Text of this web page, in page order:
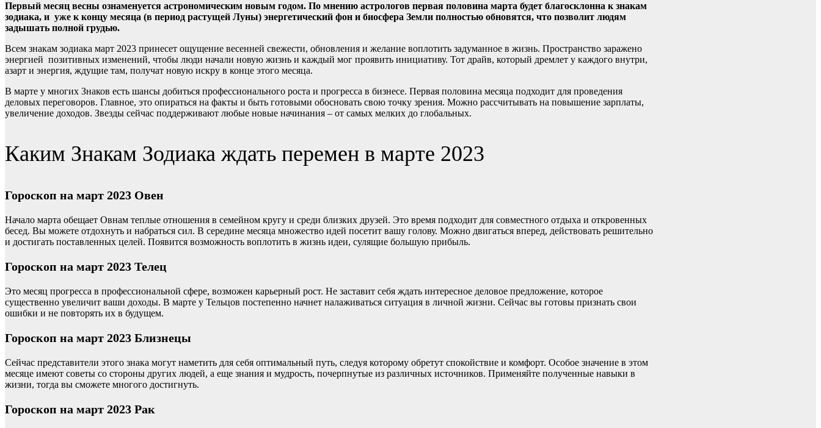
Первый месяц весны ознаменуется астрономическим новым годом. По мнению астрологов первая половина марта будет благосклонна к знакам
зодиака, и уже к концу месяца (в период растущей Луны) энергетический фон и биосфера Земли полностью обновятся, что позволит людям
задышать полной грудью.
Всем знакам зодиака март 2023 принесет ощущение весенней свежести, обновления и желание воплотить задуманное в жизнь. Пространство заражено
энергией позитивных изменений, чтобы люди начали новую жизнь и каждый мог проявить инициативу. Тот драйв, который дремлет у каждого внутри,
азарт и энергия, ждущие там, получат новую искру в конце этого месяца.
В марте у многих Знаков есть шансы добиться профессионального роста и прогресса в бизнесе. Первая половина месяца подходит для проведения
деловых переговоров. Главное, это опираться на факты и быть готовыми обосновать свою точку зрения. Можно рассчитывать на повышение зарплаты,
увеличение доходов. Звезды сейчас поддерживают любые новые начинания – от самых мелких до глобальных.
Каким Знакам Зодиака ждать перемен в марте 2023
Гороскоп на март 2023 Овен
Начало марта обещает Овнам теплые отношения в семейном кругу и среди близких друзей. Это время подходит для совместного отдыха и откровенных
бесед. Вы можете отдохнуть и набраться сил. В середине месяца множество идей посетит вашу голову. Можно двигаться вперед, действовать решительно
и достигать поставленных целей. Появится возможность воплотить в жизнь идеи, сулящие большую прибыль.
Гороскоп на март 2023 Телец
Это месяц прогресса в профессиональной сфере, возможен карьерный рост. Не заставит себя ждать интересное деловое предложение, которое
существенно увеличит ваши доходы. В марте у Тельцов постепенно начнет налаживаться ситуация в личной жизни. Сейчас вы готовы признать свои
ошибки и не повторять их в будущем.
Гороскоп на март 2023 Близнецы
Сейчас представители этого знака могут наметить для себя оптимальный путь, следуя которому обретут спокойствие и комфорт. Особое значение в этом
месяце имеют советы со стороны других людей, а еще знания и мудрость, почерпнутые из различных источников. Применяйте полученные навыки в
жизни, тогда вы сможете многого достигнуть.
Гороскоп на март 2023 Рак